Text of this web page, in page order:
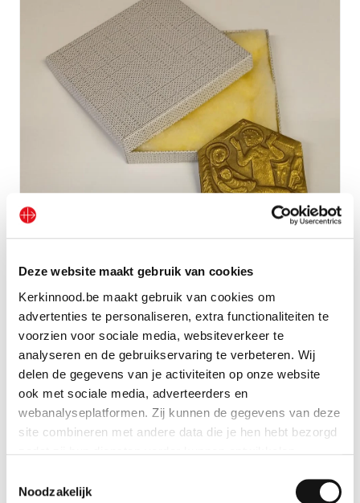
Deze website maakt gebruik van cookies
Kerkinnood.be maakt gebruik van cookies om
advertenties te personaliseren, extra functionaliteiten te
voorzien voor sociale media, websiteverkeer te
analyseren en de gebruikservaring te verbeteren. Wij
delen de gegevens van je activiteiten op onze website
ook met sociale media, adverteerders en
webanalyseplatformen. Zij kunnen de gegevens van deze
site combineren met andere data die je hen hebt bezorgd
Indien je dat toestaat, kunnen wij of onze partners onder
Noodzakelijk
Geboorte van Christus in brons
Bekijk geschenk